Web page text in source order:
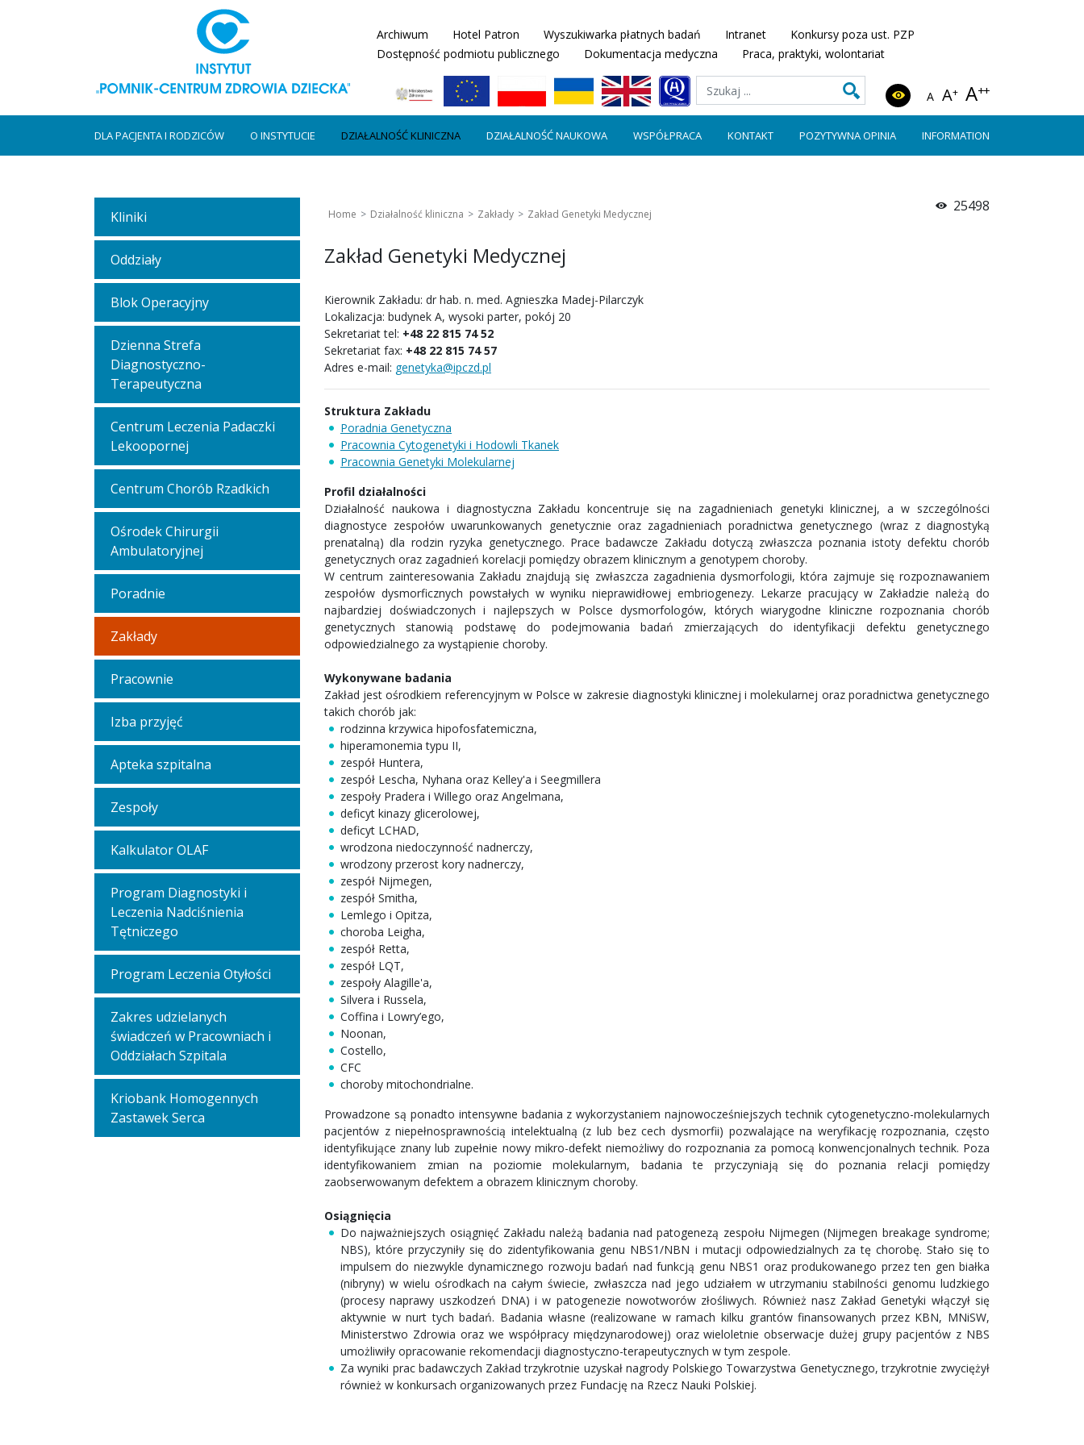
Archiwum Hotel Patron Wyszukiwarka płatnych badań Intranet
Konkursy poza ust. PZP
Dostępność podmiotu publicznego
Dokumentacja medyczna Praca, praktyki, wolontariat
A A+ A++
DLA PACJENTA I RODZICÓW O INSTYTUCIE DZIAŁALNOŚĆ KLINICZNA DZIAŁALNOŚĆ NAUKOWA WSPÓŁPRACA KONTAKT POZYTYWNA OPINIA INFORMATION
Kliniki
Oddziały
Blok Operacyjny
Dzienna Strefa
Diagnostyczno-
Terapeutyczna
Centrum Leczenia Padaczki
Lekoopornej
Centrum Chorób Rzadkich
Ośrodek Chirurgii
Ambulatoryjnej
Poradnie
Zakłady
Pracownie
Izba przyjęć
Apteka szpitalna
Zespoły
Kalkulator OLAF
Program Diagnostyki i
Leczenia Nadciśnienia
Tętniczego
Program Leczenia Otyłości
Zakres udzielanych
świadczeń w Pracowniach i
Oddziałach Szpitala
Kriobank Homogennych
Zastawek Serca
Home Działalność kliniczna Zakłady Zakład Genetyki Medycznej 25498
Zakład Genetyki Medycznej
Kierownik Zakładu: dr hab. n. med. Agnieszka Madej-Pilarczyk
Lokalizacja: budynek A, wysoki parter, pokój 20
Sekretariat tel: +48 22 815 74 52
Sekretariat fax: +48 22 815 74 57
Adres e-mail: genetyka@ipczd.pl
Struktura Zakładu
Poradnia Genetyczna
Pracownia Cytogenetyki i Hodowli Tkanek
Pracownia Genetyki Molekularnej
Profil działalności
Działalność naukowa i diagnostyczna Zakładu koncentruje się na zagadnieniach genetyki klinicznej, a w szczególności
diagnostyce zespołów uwarunkowanych genetycznie oraz zagadnieniach poradnictwa genetycznego (wraz z diagnostyką
prenatalną) dla rodzin ryzyka genetycznego. Prace badawcze Zakładu dotyczą zwłaszcza poznania istoty defektu chorób
genetycznych oraz zagadnień korelacji pomiędzy obrazem klinicznym a genotypem choroby.
W centrum zainteresowania Zakładu znajdują się zwłaszcza zagadnienia dysmorfologii, która zajmuje się rozpoznawaniem
zespołów dysmorficznych powstałych w wyniku nieprawidłowej embriogenezy. Lekarze pracujący w Zakładzie należą do
najbardziej doświadczonych i najlepszych w Polsce dysmorfologów, których wiarygodne kliniczne rozpoznania chorób
genetycznych stanowią podstawę do podejmowania badań zmierzających do identyfikacji defektu genetycznego
odpowiedzialnego za wystąpienie choroby.
Wykonywane badania
Zakład jest ośrodkiem referencyjnym w Polsce w zakresie diagnostyki klinicznej i molekularnej oraz poradnictwa genetycznego
takich chorób jak:
rodzinna krzywica hipofosfatemiczna,
hiperamonemia typu II,
zespół Huntera,
zespół Lescha, Nyhana oraz Kelley'a i Seegmillera
zespoły Pradera i Willego oraz Angelmana,
deficyt kinazy glicerolowej,
deficyt LCHAD,
wrodzona niedoczynność nadnerczy,
wrodzony przerost kory nadnerczy,
zespół Nijmegen,
zespół Smitha,
Lemlego i Opitza,
choroba Leigha,
zespół Retta,
zespół LQT,
zespoły Alagille'a,
Silvera i Russela,
Coffina i Lowry’ego,
Noonan,
Costello,
CFC
choroby mitochondrialne.
Prowadzone są ponadto intensywne badania z wykorzystaniem najnowocześniejszych technik cytogenetyczno-molekularnych
pacjentów z niepełnosprawnością intelektualną (z lub bez cech dysmorfii) pozwalające na weryfikację rozpoznania, często
identyfikujące znany lub zupełnie nowy mikro-defekt niemożliwy do rozpoznania za pomocą konwencjonalnych technik. Poza
identyfikowaniem zmian na poziomie molekularnym, badania te przyczyniają się do poznania relacji pomiędzy
zaobserwowanym defektem a obrazem klinicznym choroby.
Osiągnięcia
Do najważniejszych osiągnięć Zakładu należą badania nad patogenezą zespołu Nijmegen (Nijmegen breakage syndrome;
NBS), które przyczyniły się do zidentyfikowania genu NBS1/NBN i mutacji odpowiedzialnych za tę chorobę. Stało się to
impulsem do niezwykle dynamicznego rozwoju badań nad funkcją genu NBS1 oraz produkowanego przez ten gen białka
(nibryny) w wielu ośrodkach na całym świecie, zwłaszcza nad jego udziałem w utrzymaniu stabilności genomu ludzkiego
(procesy naprawy uszkodzeń DNA) i w patogenezie nowotworów złośliwych. Również nasz Zakład Genetyki włączył się
aktywnie w nurt tych badań. Badania własne (realizowane w ramach kilku grantów finansowanych przez KBN, MNiSW,
Ministerstwo Zdrowia oraz we współpracy międzynarodowej) oraz wieloletnie obserwacje dużej grupy pacjentów z NBS
umożliwiły opracowanie rekomendacji diagnostyczno-terapeutycznych w tym zespole.
Za wyniki prac badawczych Zakład trzykrotnie uzyskał nagrody Polskiego Towarzystwa Genetycznego, trzykrotnie zwyciężył
również w konkursach organizowanych przez Fundację na Rzecz Nauki Polskiej.